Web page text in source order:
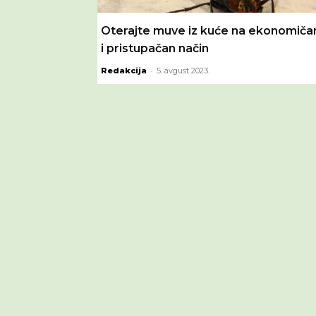
Oterajte muve iz kuće na
i pristupačan način
Redakcija - 5. avgust 2023.